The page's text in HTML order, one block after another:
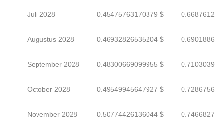
Juli 2028 0.45475763170379 $
Augustus 2028 0.46932826535204 $
September 2028 0.48300669099955 $
October 2028 0.49549945647927 $
November 2028 0.50774426136044 $